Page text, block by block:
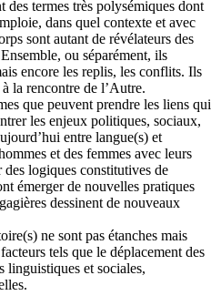
des termes très polysémiques dont
dans quel contexte et avec
sont autant de révélateurs des
ou séparément, ils
encore les replis, les conflits. Ils
la rencontre de l’Autre.
que peuvent prendre les liens qui
les enjeux politiques, sociaux,
entre langue(s) et
et des femmes avec leurs
logiques constitutives de
émerger de nouvelles pratiques
dessinent de nouveaux
ne sont pas étanches mais
tels que le déplacement des
linguistiques et sociales,